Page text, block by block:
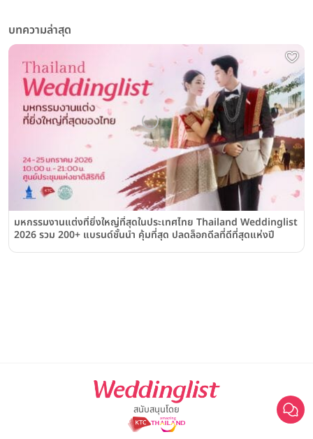
บทความล่าสุด
มหกรรมงานแต่งที่ยิ่งใหญ่ที่สุดในประเทศไทย Thailand Weddinglist
2026 รวม 200+ แบรนด์ชั้นนำ คุ้มที่สุด ปลดล็อกดีลที่ดีที่สุดแห่งปี
สนับสนุนโดย